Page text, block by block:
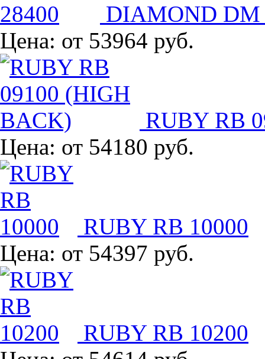
DIAMOND DM
Цена: от 53964 руб.
RUBY RB
Цена: от 54180 руб.
RUBY RB 10000
Цена: от 54397 руб.
RUBY RB 10200